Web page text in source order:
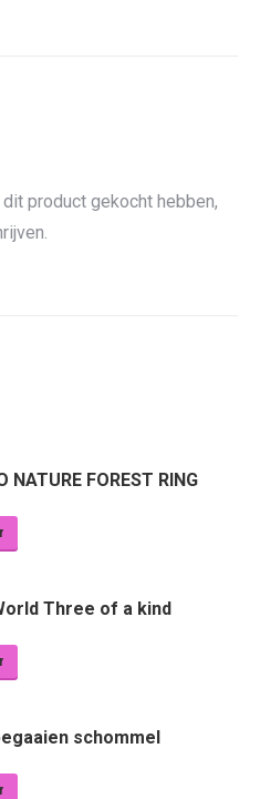
product gekocht hebben,
NATURE FOREST RING
Three of a kind
schommel